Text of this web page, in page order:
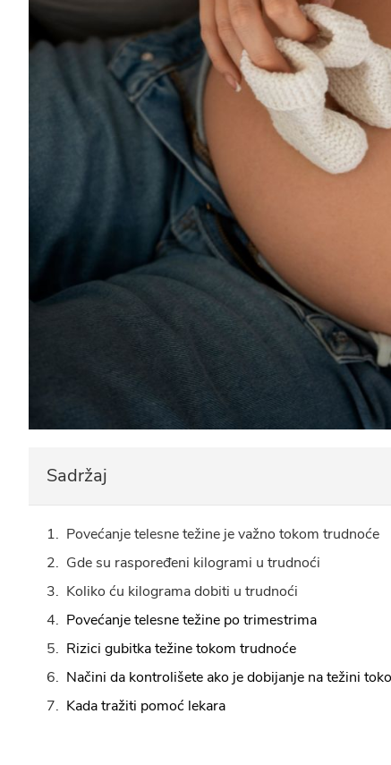
Sadržaj
Povećanje telesne težine je važno tokom trudnoće
Gde su raspoređeni kilogrami u trudnoći
Koliko ću kilograma dobiti u trudnoći
Povećanje telesne težine po trimestrima
Rizici gubitka težine tokom trudnoće
Načini da kontrolišete ako je dobijanje na težini
Kada tražiti pomoć lekara